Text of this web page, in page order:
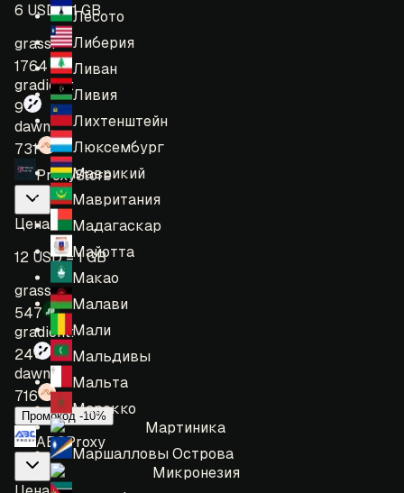
Лесото
Либерия
Ливан
Ливия
Лихтенштейн
Люксембург
Маврикий
Мавритания
Мадагаскар
Майотта
Макао
Малави
Мали
Мальдивы
Мальта
Марокко
Мартиника
Маршалловы Острова
Микронезия
6 USD = 1 GB
grass:
1764
gradient:
9
dawn:
731
ProxyStore
Цена
12 USD = 1 GB
grass:
547
gradient:
24
dawn:
716
Промокод -10%
ABCProxy